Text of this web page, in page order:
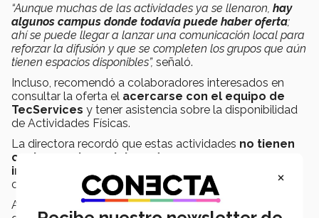
“Aunque muchas de las actividades ya se llenaron, hay
algunos campus donde todavía puede haber oferta;
ahí se puede llegar a lanzar una comunicación local para
reforzar la difusión y que se completen los grupos que aún
tienen espacios disponibles”, señaló.
Incluso, recomendó a colaboradores interesados en
consultar la oferta el acercarse con el equipo de
TecServices y tener asistencia sobre la disponibilidad
de Actividades Físicas.
La directora recordó que estas actividades no tienen
costo para los colaboradores
impartidos por profesionales
cada una de las áreas.
Algunas de las actividades que se ofrecen en los
×